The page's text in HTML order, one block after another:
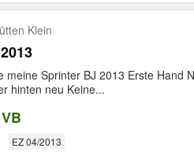
Klein
meine Sprinter BJ 2013 Erste Hand
hinten neu Keine...
EZ 04/2013